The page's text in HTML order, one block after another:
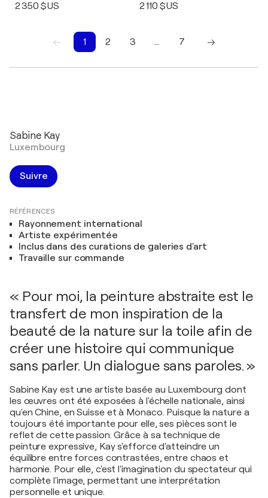
2 350 $US 2 110 $US
1 2 3 …
7
Sabine Kay
Luxembourg
Suivre
RÉFÉRENCES
Rayonnement international
Artiste expérimentée
Inclus dans des curations de galeries d'art
Travaille sur commande
« Pour moi, la peinture abstraite est le
transfert de mon inspiration de la
beauté de la nature sur la toile afin de
créer une histoire qui communique
sans parler. Un dialogue sans paroles. »
Sabine Kay est une artiste basée au Luxembourg dont
les œuvres ont été exposées à l'échelle nationale, ainsi
qu'en Chine, en Suisse et à Monaco. Puisque la nature a
toujours été importante pour elle, ses pièces sont le
reflet de cette passion. Grâce à sa technique de
peinture expressive, Kay s'efforce d'atteindre un
équilibre entre forces contrastées, entre chaos et
harmonie. Pour elle, c'est l'imagination du spectateur qui
complète l'image, permettant une interprétation
personnelle et unique.